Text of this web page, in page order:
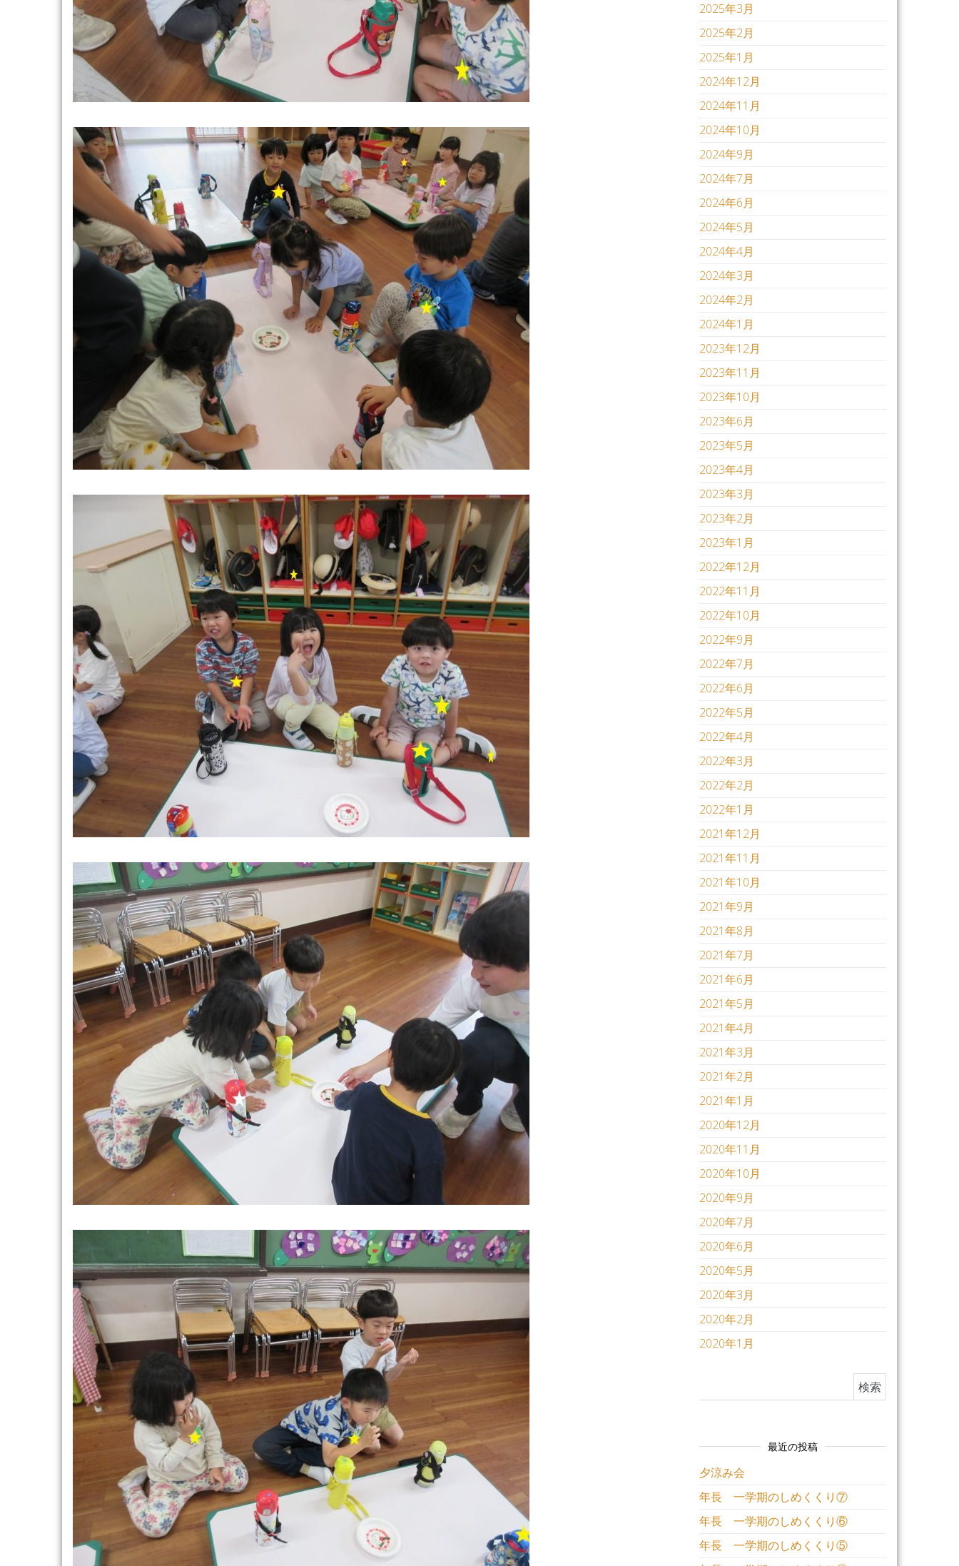
2025年3月
2025年2月
2025年1月
2024年12月
2024年11月
2024年10月
2024年9月
2024年7月
2024年6月
2024年5月
2024年4月
2024年3月
2024年2月
2024年1月
2023年12月
2023年11月
2023年10月
2023年6月
2023年5月
2023年4月
2023年3月
2023年2月
2023年1月
2022年12月
2022年11月
2022年10月
2022年9月
2022年7月
2022年6月
2022年5月
2022年4月
2022年3月
2022年2月
2022年1月
2021年12月
2021年11月
2021年10月
2021年9月
2021年8月
2021年7月
2021年6月
2021年5月
2021年4月
2021年3月
2021年2月
2021年1月
2020年12月
2020年11月
2020年10月
2020年9月
2020年7月
2020年6月
2020年5月
2020年3月
2020年2月
2020年1月
最近の投稿
夕涼み会
年長 一学期のしめくくり⑦
年長 一学期のしめくくり⑥
年長 一学期のしめくくり⑤